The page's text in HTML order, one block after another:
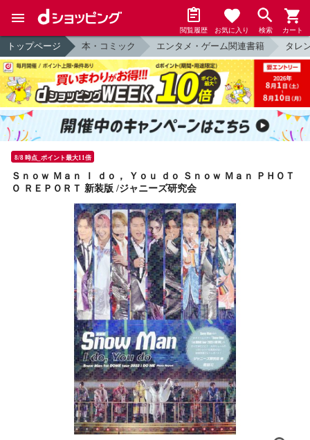
閲覧履歴 お気に入り 検索 カート
トップページ 本・コミック エンタメ・ゲーム関連書籍 タレ
8/8 時点_ポイント最大11倍
Ｓｎｏｗ Ｍａｎ Ｉ ｄｏ， Ｙｏｕ ｄｏ Ｓｎｏｗ Ｍａｎ ＰＨＯＴ
Ｏ ＲＥＰＯＲＴ 新装版 /ジャニーズ研究会